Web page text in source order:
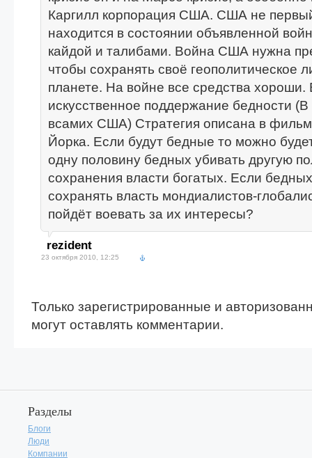
Каргилл корпорация США. США не
находится в состоянии объявленной
кайдой и талибами. Война США нужна
чтобы сохранять своё геополитическое
планете. На войне все средства хороши.
искусственное поддержание бедности
всамих США) Стратегия описана в
Йорка. Если будут бедные то можно
одну половину бедных убивать другую
сохранения власти богатых. Если бедных
сохранять власть мондиалистов-
пойдёт воевать за их интересы?
rezident
23 октября 2010, 12:25
Только зарегистрированные и
могут оставлять комментарии.
Разделы
Блоги
Люди
Компании